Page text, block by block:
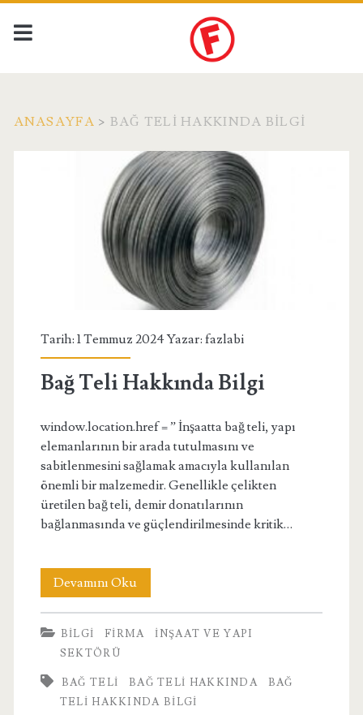
ANASAYFA > BAĞ TELI HAKKINDA BILGI
<span>Bağ
Hakkında
Bilgi</span>
Tarih: 1 Temmuz 2024 Yazar: fazlabi
Bağ Teli Hakkında Bilgi
window.location.href = ” İnşaatta bağ teli, yapı
elemanlarının bir arada tutulmasını ve
sabitlenmesini sağlamak amacıyla kullanılan
önemli bir malzemedir. Genellikle çelikten
üretilen bağ teli, demir donatılarının
bağlanmasında ve güçlendirilmesinde kritik…
Devamını OkuBağ
Teli
Hakkında
BILGI FIRMA
İNŞAAT VE YAPI
SEKTÖRÜ
BAĞ TELI BAĞ TELI HAKKINDA
BAĞ
TELI HAKKINDA BILGI